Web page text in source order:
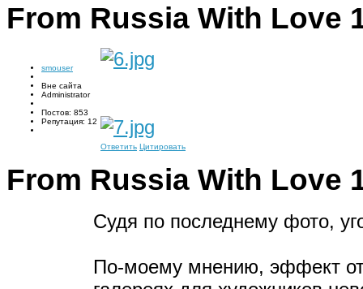
From Russia With Love
smouser
Вне сайта
Administrator
Постов: 853
Репутация: 12
Ответить Цитировать
From Russia With Love
Судя по последнему фото,
По-моему мнению, эффект от